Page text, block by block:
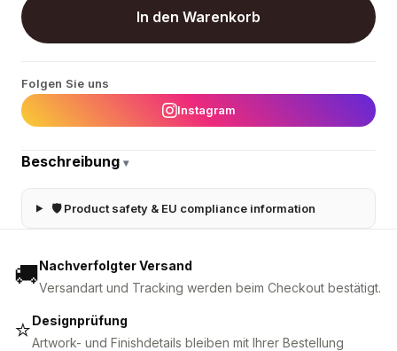
In den Warenkorb
Folgen Sie uns
Instagram
Beschreibung ▾
🛡 Product safety & EU compliance information
🚚Nachverfolgter Versand
Versandart und Tracking werden beim Checkout bestätigt.
⭐Designprüfung
Artwork- und Finishdetails bleiben mit Ihrer Bestellung